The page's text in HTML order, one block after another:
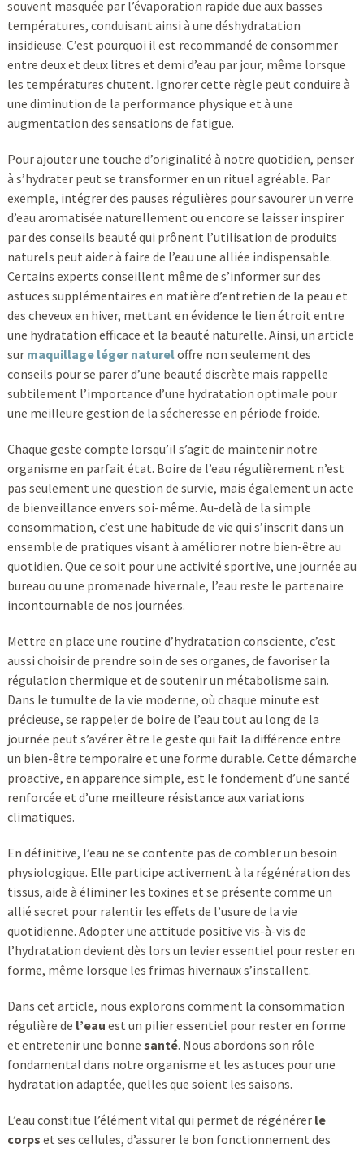
souvent masquée par l’évaporation rapide due aux basses
températures, conduisant ainsi à une déshydratation
insidieuse. C’est pourquoi il est recommandé de consommer
entre deux et deux litres et demi d’eau par jour, même lorsque
les températures chutent. Ignorer cette règle peut conduire à
une diminution de la performance physique et à une
augmentation des sensations de fatigue.
Pour ajouter une touche d’originalité à notre quotidien, penser
à s’hydrater peut se transformer en un rituel agréable. Par
exemple, intégrer des pauses régulières pour savourer un verre
d’eau aromatisée naturellement ou encore se laisser inspirer
par des conseils beauté qui prônent l’utilisation de produits
naturels peut aider à faire de l’eau une alliée indispensable.
Certains experts conseillent même de s’informer sur des
astuces supplémentaires en matière d’entretien de la peau et
des cheveux en hiver, mettant en évidence le lien étroit entre
une hydratation efficace et la beauté naturelle. Ainsi, un article
sur maquillage léger natureloffre non seulement des
conseils pour se parer d’une beauté discrète mais rappelle
subtilement l’importance d’une hydratation optimale pour
une meilleure gestion de la sécheresse en période froide.
Chaque geste compte lorsqu’il s’agit de maintenir notre
organisme en parfait état. Boire de l’eau régulièrement n’est
pas seulement une question de survie, mais également un acte
de bienveillance envers soi-même. Au-delà de la simple
consommation, c’est une habitude de vie qui s’inscrit dans un
ensemble de pratiques visant à améliorer notre bien-être au
quotidien. Que ce soit pour une activité sportive, une journée au
bureau ou une promenade hivernale, l’eau reste le partenaire
incontournable de nos journées.
Mettre en place une routine d’hydratation consciente, c’est
aussi choisir de prendre soin de ses organes, de favoriser la
régulation thermique et de soutenir un métabolisme sain.
Dans le tumulte de la vie moderne, où chaque minute est
précieuse, se rappeler de boire de l’eau tout au long de la
journée peut s’avérer être le geste qui fait la différence entre
un bien-être temporaire et une forme durable. Cette démarche
proactive, en apparence simple, est le fondement d’une santé
renforcée et d’une meilleure résistance aux variations
climatiques.
En définitive, l’eau ne se contente pas de combler un besoin
physiologique. Elle participe activement à la régénération des
tissus, aide à éliminer les toxines et se présente comme un
allié secret pour ralentir les effets de l’usure de la vie
quotidienne. Adopter une attitude positive vis-à-vis de
l’hydratation devient dès lors un levier essentiel pour rester en
forme, même lorsque les frimas hivernaux s’installent.
Dans cet article, nous explorons comment la consommation
régulière de l’eau est un pilier essentiel pour rester en forme
et entretenir une bonne santé. Nous abordons son rôle
fondamental dans notre organisme et les astuces pour une
hydratation adaptée, quelles que soient les saisons.
L’eau constitue l’élément vital qui permet de régénérer le
corps et ses cellules, d’assurer le bon fonctionnement des